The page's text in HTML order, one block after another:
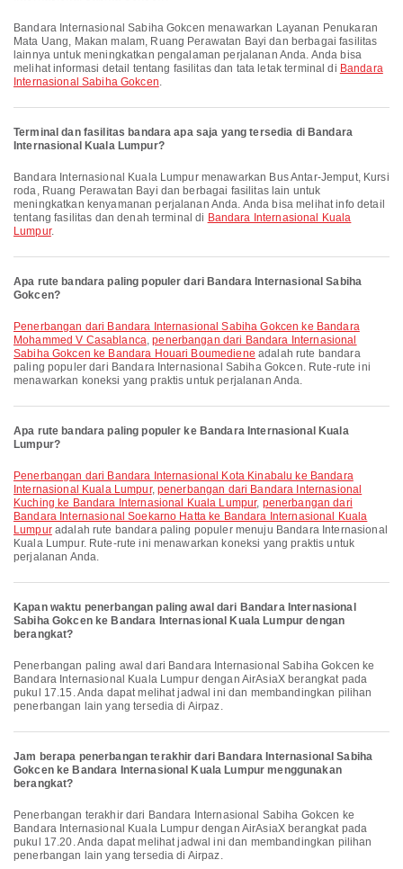
Bandara Internasional Sabiha Gokcen menawarkan Layanan Penukaran
Mata Uang, Makan malam, Ruang Perawatan Bayi dan berbagai fasilitas
lainnya untuk meningkatkan pengalaman perjalanan Anda. Anda bisa
melihat informasi detail tentang fasilitas dan tata letak terminal di Bandara
Internasional Sabiha Gokcen.
Terminal dan fasilitas bandara apa saja yang tersedia di Bandara
Internasional Kuala Lumpur?
Bandara Internasional Kuala Lumpur menawarkan Bus Antar-Jemput, Kursi
roda, Ruang Perawatan Bayi dan berbagai fasilitas lain untuk
meningkatkan kenyamanan perjalanan Anda. Anda bisa melihat info detail
tentang fasilitas dan denah terminal di Bandara Internasional Kuala
Lumpur.
Apa rute bandara paling populer dari Bandara Internasional Sabiha
Gokcen?
penerbangan dari Bandara Internasional Sabiha Gokcen ke Bandara
Mohammed V Casablanca,penerbangan dari Bandara Internasional
Sabiha Gokcen ke Bandara Houari Boumediene adalah rute bandara
paling populer dari Bandara Internasional Sabiha Gokcen. Rute-rute ini
menawarkan koneksi yang praktis untuk perjalanan Anda.
Apa rute bandara paling populer ke Bandara Internasional Kuala
Lumpur?
penerbangan dari Bandara Internasional Kota Kinabalu ke Bandara
Internasional Kuala Lumpur, penerbangan dari Bandara Internasional
Kuching ke Bandara Internasional Kuala Lumpur, penerbangan dari
Bandara Internasional Soekarno Hatta ke Bandara Internasional Kuala
Lumpuradalah rute bandara paling populer menuju Bandara Internasional
Kuala Lumpur. Rute-rute ini menawarkan koneksi yang praktis untuk
perjalanan Anda.
Kapan waktu penerbangan paling awal dari Bandara Internasional
Sabiha Gokcen ke Bandara Internasional Kuala Lumpur dengan
berangkat?
Penerbangan paling awal dari Bandara Internasional Sabiha Gokcen ke
Bandara Internasional Kuala Lumpur dengan AirAsiaX berangkat pada
pukul 17.15. Anda dapat melihat jadwal ini dan membandingkan pilihan
penerbangan lain yang tersedia di Airpaz.
Jam berapa penerbangan terakhir dari Bandara Internasional Sabiha
Gokcen ke Bandara Internasional Kuala Lumpur menggunakan
berangkat?
Penerbangan terakhir dari Bandara Internasional Sabiha Gokcen ke
Bandara Internasional Kuala Lumpur dengan AirAsiaX berangkat pada
pukul 17.20. Anda dapat melihat jadwal ini dan membandingkan pilihan
penerbangan lain yang tersedia di Airpaz.